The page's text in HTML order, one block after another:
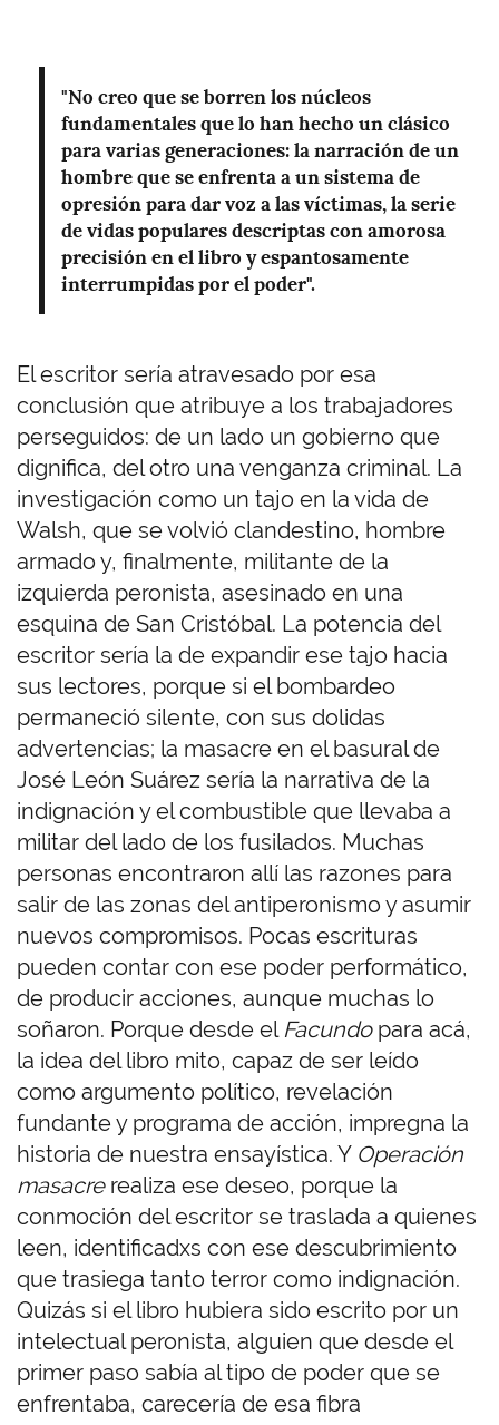
"No creo que se borren los núcleos
fundamentales que lo han hecho un clásico
para varias generaciones: la narración de un
hombre que se enfrenta a un sistema de
opresión para dar voz a las víctimas, la serie
de vidas populares descriptas con amorosa
precisión en el libro y espantosamente
interrumpidas por el poder".
El escritor sería atravesado por esa
conclusión que atribuye a los trabajadores
perseguidos: de un lado un gobierno que
dignifica, del otro una venganza criminal. La
investigación como un tajo en la vida de
Walsh, que se volvió clandestino, hombre
armado y, finalmente, militante de la
izquierda peronista, asesinado en una
esquina de San Cristóbal. La potencia del
escritor sería la de expandir ese tajo hacia
sus lectores, porque si el bombardeo
permaneció silente, con sus dolidas
advertencias; la masacre en el basural de
José León Suárez sería la narrativa de la
indignación y el combustible que llevaba a
militar del lado de los fusilados. Muchas
personas encontraron allí las razones para
salir de las zonas del antiperonismo y asumir
nuevos compromisos. Pocas escrituras
pueden contar con ese poder performático,
de producir acciones, aunque muchas lo
soñaron. Porque desde el Facundo para acá,
la idea del libro mito, capaz de ser leído
como argumento político, revelación
fundante y programa de acción, impregna la
historia de nuestra ensayística. Y Operación
masacre realiza ese deseo, porque la
conmoción del escritor se traslada a quienes
leen, identificadxs con ese descubrimiento
que trasiega tanto terror como indignación.
Quizás si el libro hubiera sido escrito por un
intelectual peronista, alguien que desde el
primer paso sabía al tipo de poder que se
enfrentaba, carecería de esa fibra